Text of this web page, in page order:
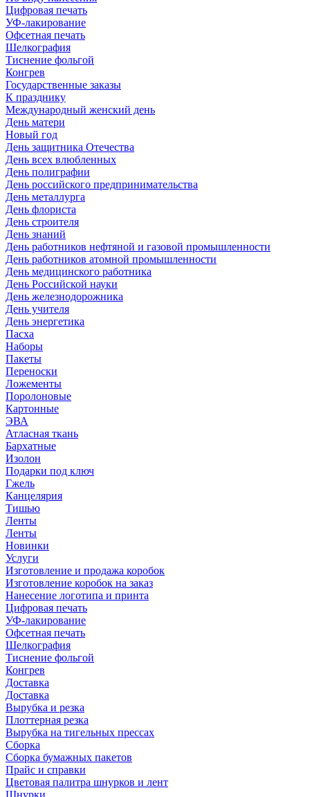
Цифровая печать
УФ-лакирование
Офсетная печать
Шелкография
Тиснение фольгой
Конгрев
Государственные заказы
К празднику
Международный женский день
День матери
Новый год
День защитника Отечества
День всех влюбленных
День полиграфии
День российского предпринимательства
День металлурга
День флориста
День строителя
День знаний
День работников нефтяной и газовой промышленности
День работников атомной промышленности
День медицинского работника
День Российской науки
День железнодорожника
День учителя
День энергетика
Пасха
Наборы
Пакеты
Переноски
Ложементы
Поролоновые
Картонные
ЭВА
Атласная ткань
Бархатные
Изолон
Подарки под ключ
Гжель
Канцелярия
Тишью
Ленты
Ленты
Новинки
Услуги
Изготовление и продажа коробок
Изготовление коробок на заказ
Нанесение логотипа и принта
Цифровая печать
УФ-лакирование
Офсетная печать
Шелкография
Тиснение фольгой
Конгрев
Доставка
Доставка
Вырубка и резка
Плоттерная резка
Вырубка на тигельных прессах
Сборка
Сборка бумажных пакетов
Прайс и справки
Цветовая палитра шнурков и лент
Шнурки